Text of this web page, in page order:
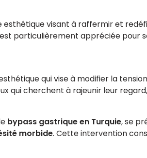
visant à raffermir et
particulièrement appréciée pour
qui vise à modifier la
qui cherchent à rajeunir leur
bypass gastrique en Turquie, se
morbide. Cette intervention